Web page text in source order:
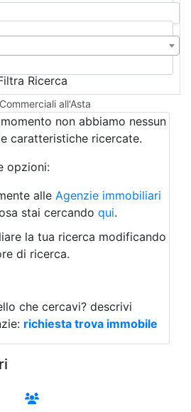
all'Asta
Ricerca
non abbiamo nessun
caratteristiche ricercate.
opzioni:
alle Agenzie immobiliari
stai cercando qui.
la tua ricerca modificando
di ricerca.
che cercavi? descrivi
richiesta trova immobile